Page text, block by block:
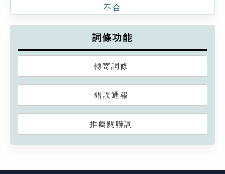
不合
詞條功能
轉寄詞條
錯誤通報
推薦關聯詞